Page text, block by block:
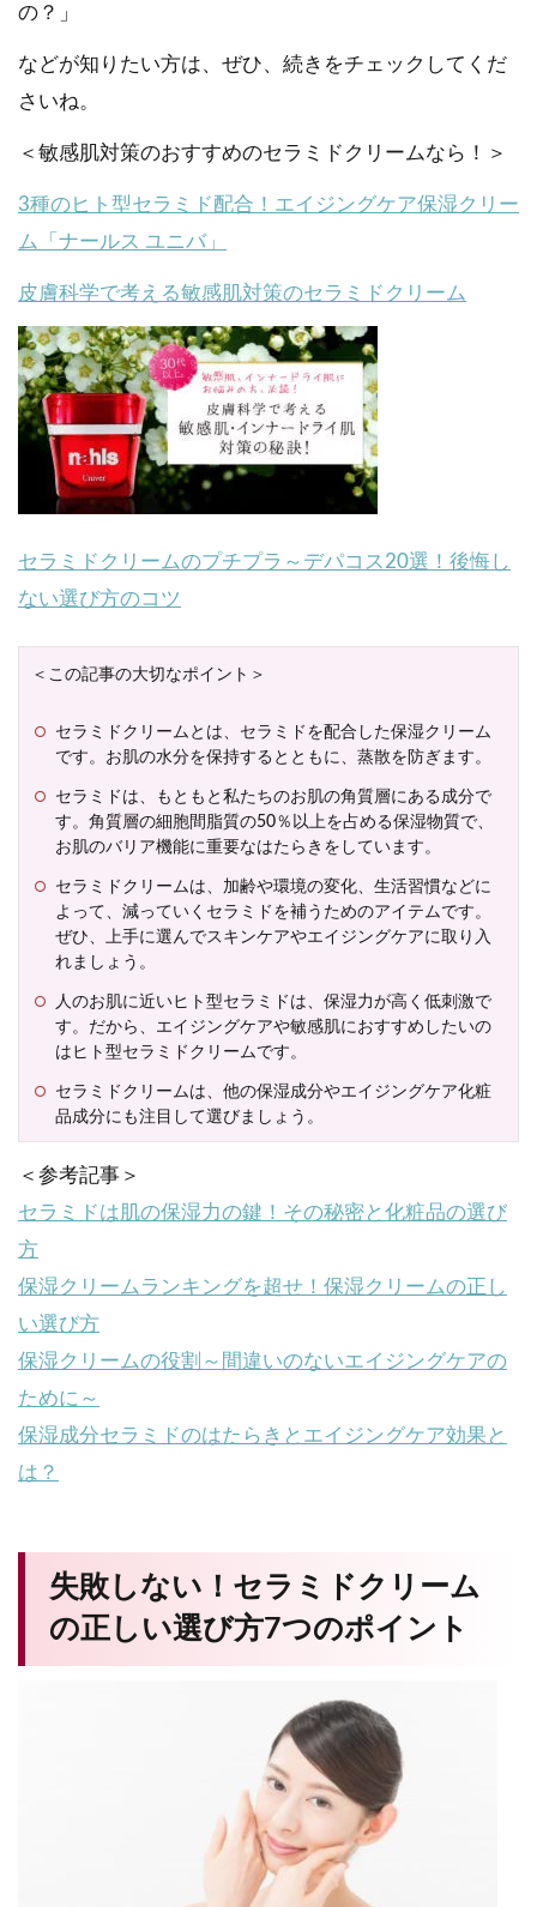
の？」
などが知りたい方は、ぜひ、続きをチェックしてくだ
さいね。
＜敏感肌対策のおすすめのセラミドクリームなら！＞
3種のヒト型セラミド配合！エイジングケア保湿クリー
ム「ナールス ユニバ」
皮膚科学で考える敏感肌対策のセラミドクリーム
セラミドクリームのプチプラ～デパコス20選！後悔し
ない選び方のコツ
＜この記事の大切なポイント＞
セラミドクリームとは、セラミドを配合した保湿クリーム
です。お肌の水分を保持するとともに、蒸散を防ぎます。
セラミドは、もともと私たちのお肌の角質層にある成分で
す。角質層の細胞間脂質の50％以上を占める保湿物質で、
お肌のバリア機能に重要なはたらきをしています。
セラミドクリームは、加齢や環境の変化、生活習慣などに
よって、減っていくセラミドを補うためのアイテムです。
ぜひ、上手に選んでスキンケアやエイジングケアに取り入
れましょう。
人のお肌に近いヒト型セラミドは、保湿力が高く低刺激で
す。だから、エイジングケアや敏感肌におすすめしたいの
はヒト型セラミドクリームです。
セラミドクリームは、他の保湿成分やエイジングケア化粧
品成分にも注目して選びましょう。
＜参考記事＞
セラミドは肌の保湿力の鍵！その秘密と化粧品の選び
方
保湿クリームランキングを超せ！保湿クリームの正し
い選び方
保湿クリームの役割～間違いのないエイジングケアの
ために～
保湿成分セラミドのはたらきとエイジングケア効果と
は？
失敗しない！セラミドクリーム
の正しい選び方7つのポイント